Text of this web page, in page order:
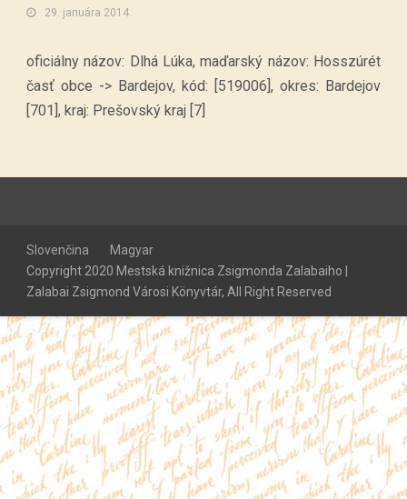
29. januára 2014.
oficiálny názov: Dlhá Lúka, maďarský názov: Hosszúrét
časť obce -> Bardejov, kód: [519006], okres: Bardejov
[701], kraj: Prešovský kraj [7]
Slovenčina
Magyar
Copyright 2020 Mestská knižnica Zsigmonda Zalabaiho |
Zalabai Zsigmond Városi Könyvtár, All Right Reserved